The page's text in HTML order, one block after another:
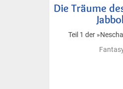
Die Träume
Teil 1 der